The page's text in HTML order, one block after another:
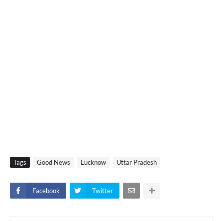
Tags Good News Lucknow Uttar Pradesh
Facebook Twitter